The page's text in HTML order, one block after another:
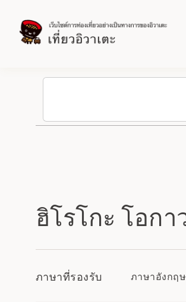
ฮิโรโกะ โอกา
ภาษาที่รองรับ ภาษาอังกฤษ